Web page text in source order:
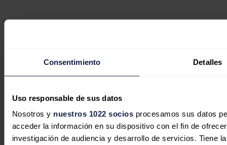
Consentimiento Detalles
Uso responsable de sus datos
Nosotros y nuestros 1022 sociosprocesamos sus datos
acceder la información en su dispositivo con el fin de
investigación de audiencia y desarrollo de servicios. Tiene